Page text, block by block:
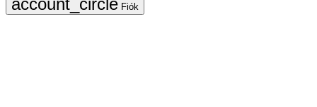
Fiók